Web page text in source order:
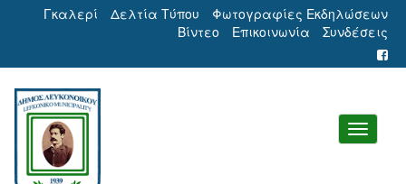
Γκαλερί Δελτία Τύπου
Φωτογραφίες Εκδηλώσεων
Βίντεο
Επικοινωνία Συνδέσεις